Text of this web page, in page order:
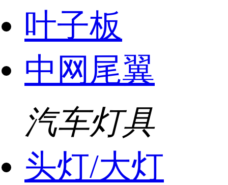
叶子板
中网尾翼
汽车灯具
头灯/大灯